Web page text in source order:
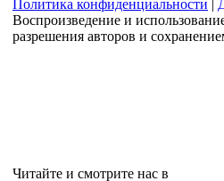
Политика конфиденциальности |
Воспроизведение и
разрешения авторов и
Читайте и смотрите нас в